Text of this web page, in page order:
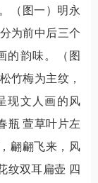
（图一）明永
为前中后三个
的韵味。（图
竹梅为主纹，
现文人画的风
瓶 萱草叶片左
翩翩飞来，风
纹双耳扁壶 四